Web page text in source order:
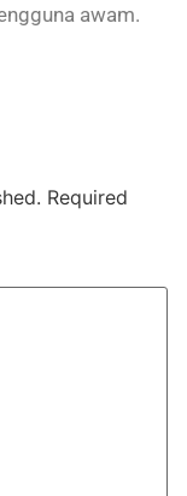
awam.
Required